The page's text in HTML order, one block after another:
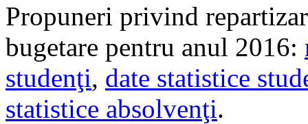
Propuneri privind
bugetare pentru anul 2016:
studenţi, date statistice
statistice absolvenţi.